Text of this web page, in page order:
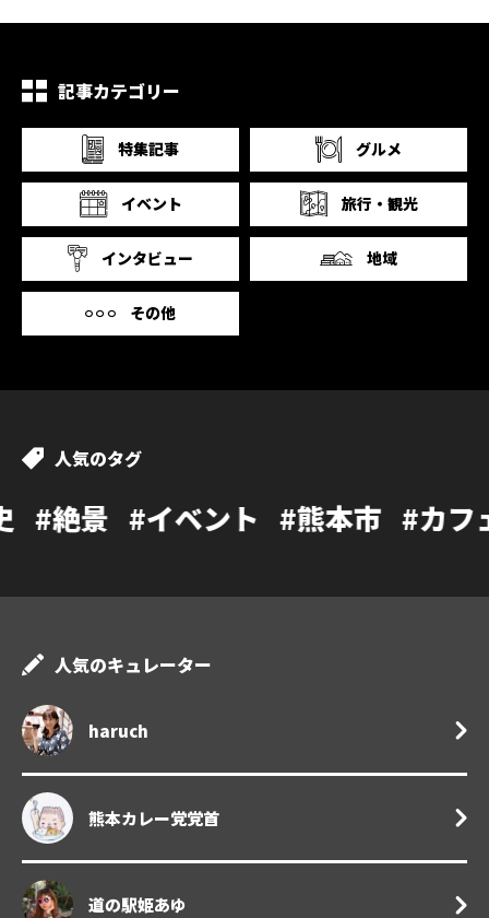
記事カテゴリー
特集記事 グルメ
イベント 旅行・観光
インタビュー 地域
その他
人気のタグ
ベント #熊本市 #カフェ #温泉 #
人気のキュレーター
haruch
熊本カレー党党首
道の駅姫あゆ